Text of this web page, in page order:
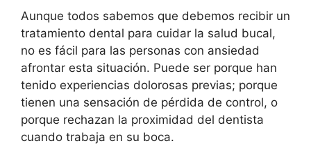
Aunque todos sabemos que debemos recibir un
tratamiento dental para cuidar la salud bucal,
no es fácil para las personas con ansiedad
afrontar esta situación. Puede ser porque han
tenido experiencias dolorosas previas; porque
tienen una sensación de pérdida de control, o
porque rechazan la proximidad del dentista
cuando trabaja en su boca.